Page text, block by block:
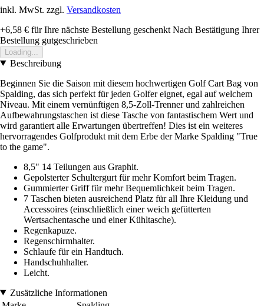
inkl. MwSt. zzgl. Versandkosten
+6,58 € für Ihre nächste Bestellung geschenkt Nach Bestätigung Ihrer
Bestellung gutgeschrieben
Loading...
Beschreibung
Beginnen Sie die Saison mit diesem hochwertigen Golf Cart Bag von
Spalding, das sich perfekt für jeden Golfer eignet, egal auf welchem
Niveau. Mit einem vernünftigen 8,5-Zoll-Trenner und zahlreichen
Aufbewahrungstaschen ist diese Tasche von fantastischem Wert und
wird garantiert alle Erwartungen übertreffen! Dies ist ein weiteres
hervorragendes Golfprodukt mit dem Erbe der Marke Spalding "True
to the game".
8,5" 14 Teilungen aus Graphit.
Gepolsterter Schultergurt für mehr Komfort beim Tragen.
Gummierter Griff für mehr Bequemlichkeit beim Tragen.
7 Taschen bieten ausreichend Platz für all Ihre Kleidung und
Accessoires (einschließlich einer weich gefütterten
Wertsachentasche und einer Kühltasche).
Regenkapuze.
Regenschirmhalter.
Schlaufe für ein Handtuch.
Handschuhhalter.
Leicht.
Zusätzliche Informationen